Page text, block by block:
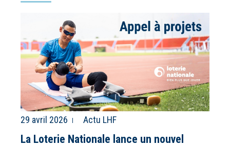
29 avril 2026 Actu LHF
La Loterie Nationale lance un nouvel